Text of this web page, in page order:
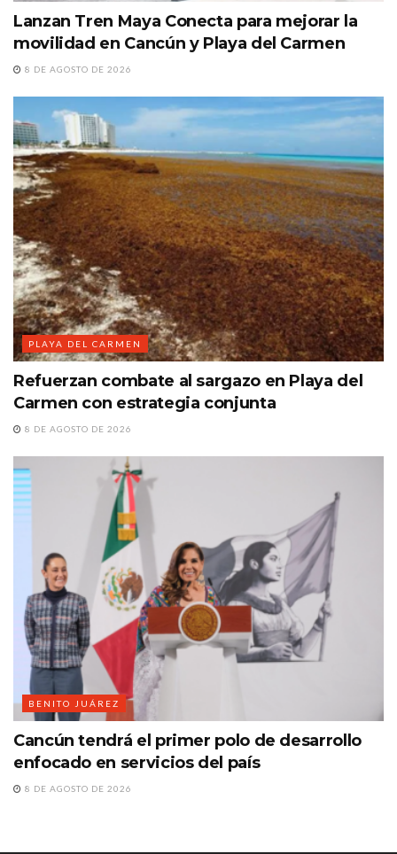
Lanzan Tren Maya Conecta para mejorar la
movilidad en Cancún y Playa del Carmen
8 DE AGOSTO DE 2026
PLAYA DEL CARMEN
Refuerzan combate al sargazo en Playa del
Carmen con estrategia conjunta
8 DE AGOSTO DE 2026
BENITO JUÁREZ
Cancún tendrá el primer polo de desarrollo
enfocado en servicios del país
8 DE AGOSTO DE 2026